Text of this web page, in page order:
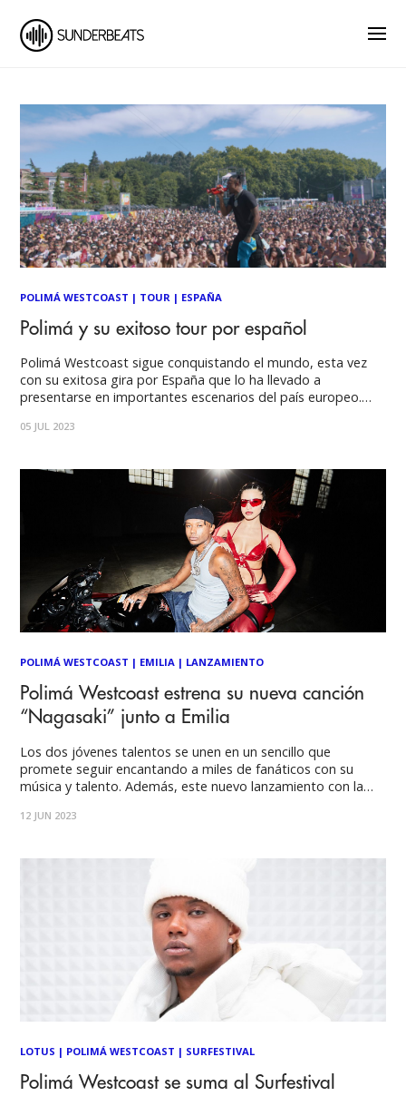
POLIMÁ WESTCOAST | TOUR | ESPAÑA
Polimá y su exitoso tour por español
Polimá Westcoast sigue conquistando el mundo, esta vez
con su exitosa gira por España que lo ha llevado a
presentarse en importantes escenarios del país europeo.
los escenarios que han visto el talento del chileno que sigue
05 JUL 2023
POLIMÁ WESTCOAST | EMILIA | LANZAMIENTO
Polimá Westcoast estrena su nueva canción
“Nagasaki” junto a Emilia
Los dos jóvenes talentos se unen en un sencillo que
promete seguir encantando a miles de fanáticos con su
música y talento. Además, este nuevo lanzamiento con la
Música Urbano de la cadena
12 JUN 2023
LOTUS | POLIMÁ WESTCOAST | SURFESTIVAL
Polimá Westcoast se suma al Surfestival